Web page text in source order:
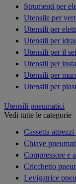
Strumenti per
Utensile per
Utensili per
Utensili per
Utensili per il
Utensili per
Utensili per
Utensili per
Utensili pneumatici
Vedi tutte le categorie
Cassetta
Chiave
Compressore e
Cricchetto
Levigatrice